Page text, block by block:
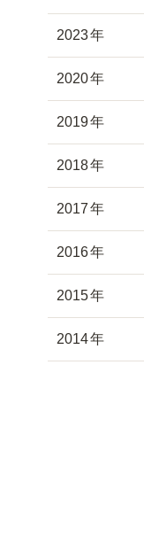
2023
2020
2019
2018
2017
2016
2015
2014